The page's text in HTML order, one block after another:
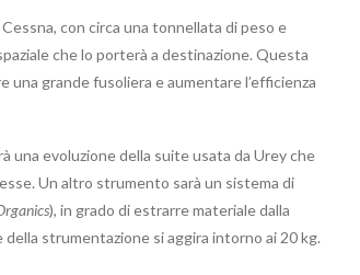
con circa una tonnellata di peso e
che lo porterà a destinazione. Questa
grande fusoliera e aumentare l’efficienza
una evoluzione della suite usata da Urey che
Un altro strumento sarà un sistema di
), in grado di estrarre materiale dalla
strumentazione si aggira intorno ai 20 kg.